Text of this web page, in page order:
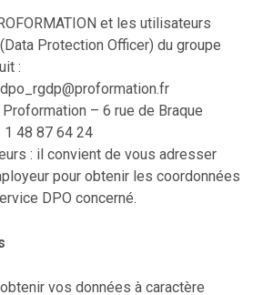
et les utilisateurs
Protection Officer) du groupe
:
– 6 rue de Braque
1 48 87 64 24
: il convient de vous adresser
pour obtenir les coordonnées
DPO concerné.
vos données à caractère